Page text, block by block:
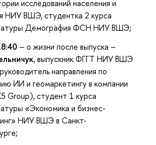
исследований населения и
НИУ ВШЭ, студентка 2 курса
Демография ФСН НИУ ВШЭ;
– о жизни после выпуска –
, выпускник ФГГТ НИУ ВШЭ
направления по
ИИ и геомаркетингу в компании
Group), студент 1 курса
«Экономика и бизнес-
НИУ ВШЭ в Санкт-